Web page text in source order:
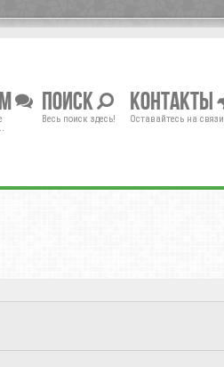
Поиск
Весь поиск здесь!
Контакты
Оставайтесь на связи